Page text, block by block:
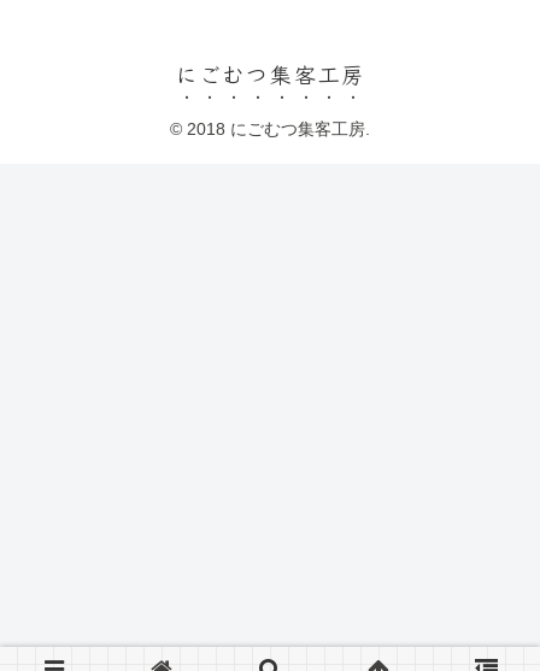
にごむつ集客工房
© 2018 にごむつ集客工房.